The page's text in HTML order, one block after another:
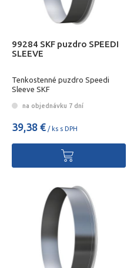
99284 SKF puzdro SPEEDI
SLEEVE
Tenkostenné puzdro Speedi
Sleeve SKF
na objednávku 7 dní
39,38 € / ks s DPH